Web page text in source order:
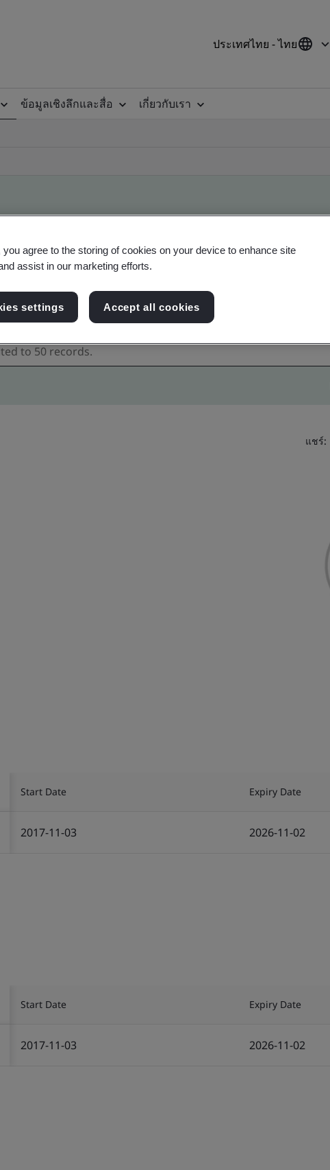
ประเทศไทย - ไทย
ข้อมูลเชิงลึกและสื่อ
เกี่ยวกับเรา
and Verification
แชร์:
Start Date Expiry Date
2017-11-03 2026-11-02
Start Date Expiry Date
2017-11-03 2026-11-02
agree to the storing of cookies on your device to enhance site
assist in our marketing efforts.
settings Accept all cookies